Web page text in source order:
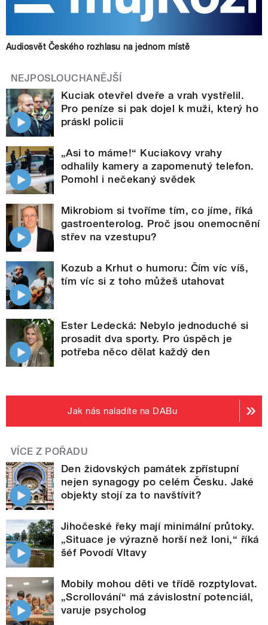
Audiosvět Českého rozhlasu na jednom místě
NEJPOSLOUCHANĚJŠÍ
Kuciak otevřel dveře a vrah vystřelil.
Pro peníze si pak dojel k muži, který ho
práskl policii
„Asi to máme!“ Kuciakovy vrahy
odhalily kamery a zapomenutý telefon.
Pomohl i nečekaný svědek
Mikrobiom si tvoříme tím, co jíme, říká
gastroenterolog. Proč jsou onemocnění
střev na vzestupu?
Kozub a Krhut o humoru: Čím víc víš,
tím víc si z toho můžeš utahovat
Ester Ledecká: Nebylo jednoduché si
prosadit dva sporty. Pro úspěch je
potřeba něco dělat každý den
Jak nás naladíte na DABu
VÍCE Z POŘADU
Den židovských památek zpřístupní
nejen synagogy po celém Česku. Jaké
objekty stojí za to navštívit?
Jihočeské řeky mají minimální průtoky.
„Situace je výrazně horší než loni,“ říká
šéf Povodí Vltavy
Mobily mohou děti ve třídě rozptylovat.
„Scrollování“ má závislostní potenciál,
varuje psycholog